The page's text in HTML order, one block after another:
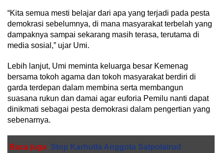
“Kita semua mesti belajar dari apa yang terjadi pada pesta
demokrasi sebelumnya, di mana masyarakat terbelah yang
dampaknya sampai sekarang masih terasa, terutama di
media sosial,” ujar Umi.
Lebih lanjut, Umi meminta keluarga besar Kemenag
bersama tokoh agama dan tokoh masyarakat berdiri di
garda terdepan dalam membina serta membangun
suasana rukun dan damai agar euforia Pemilu nanti dapat
dinikmati sebagai pesta demokrasi dalam pengertian yang
sebenarnya.
Baca juga Stop Karhutla Anggota Satpolairud